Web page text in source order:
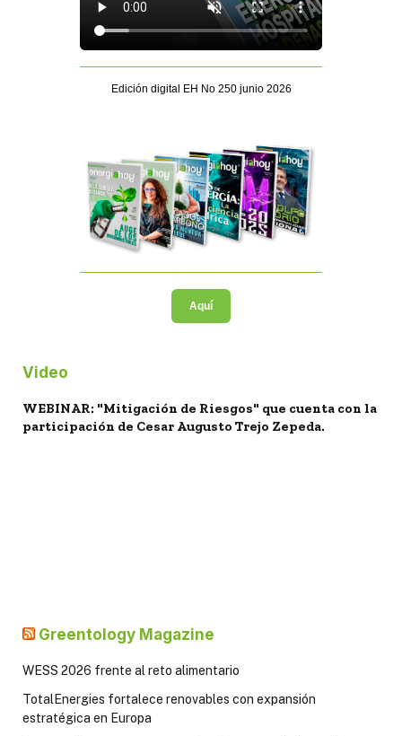
Edición digital EH No 250 junio 2026
Aquí
Video
WEBINAR: "Mitigación de Riesgos" que cuenta con la
participación de Cesar Augusto Trejo Zepeda.
Greentology Magazine
WESS 2026 frente al reto alimentario
TotalEnergies fortalece renovables con expansión
estratégica en Europa